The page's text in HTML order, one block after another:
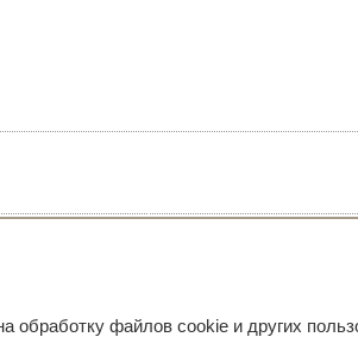
файлов cookie и других